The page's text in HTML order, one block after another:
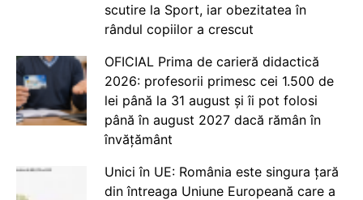
scutire la Sport, iar obezitatea în
rândul copiilor a crescut
OFICIAL Prima de carieră didactică
2026: profesorii primesc cei 1.500 de
lei până la 31 august și îi pot folosi
până în august 2027 dacă rămân în
învățământ
Unici în UE: România este singura țară
din întreaga Uniune Europeană care a